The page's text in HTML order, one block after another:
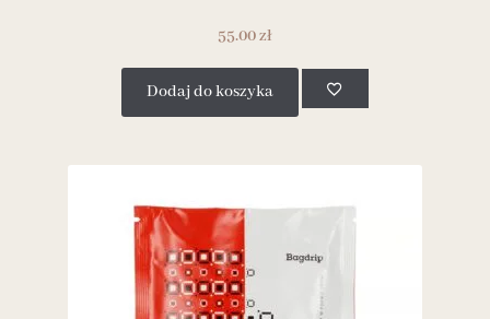
55.00zł
Dodaj do koszyka